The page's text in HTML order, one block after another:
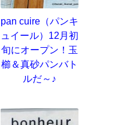
pan cuire（パンキ
ュイール）12月初
旬にオープン！玉
櫛＆真砂パンバト
ルだ～♪